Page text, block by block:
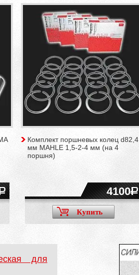
Комплект поршневых колец d82,4
мм MAHLE 1,5-2-4 мм (на 4
поршня)
4100
Купить
для